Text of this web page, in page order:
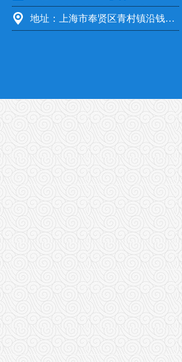
地址：上海市奉贤区青村镇沿钱公路351号